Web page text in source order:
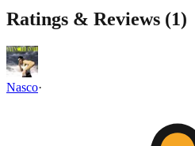
Ratings & Reviews (1)
Nasco·